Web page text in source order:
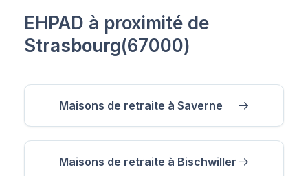
EHPAD à proximité de
Strasbourg(67000)
Maisons de retraite à Saverne
Maisons de retraite à Bischwiller